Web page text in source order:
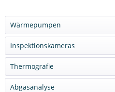
Wärmepumpen
Inspektionskameras
Thermografie
Abgasanalyse